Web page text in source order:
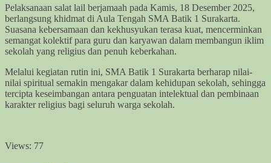
Pelaksanaan salat lail berjamaah pada Kamis, 18 Desember 2025,
berlangsung khidmat di Aula Tengah SMA Batik 1 Surakarta.
Suasana kebersamaan dan kekhusyukan terasa kuat, mencerminkan
semangat kolektif para guru dan karyawan dalam membangun iklim
sekolah yang religius dan penuh keberkahan.
Melalui kegiatan rutin ini, SMA Batik 1 Surakarta berharap nilai-
nilai spiritual semakin mengakar dalam kehidupan sekolah, sehingga
tercipta keseimbangan antara penguatan intelektual dan pembinaan
karakter religius bagi seluruh warga sekolah.
Views: 77